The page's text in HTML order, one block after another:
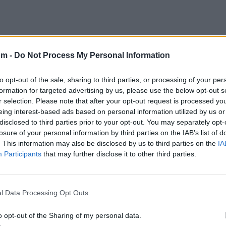
- Do Not Process My Personal Information
opt-out of the sale, sharing to third parties, or processing of your
for targeted advertising by us, please use the below opt-out
selection. Please note that after your opt-out request is processed
interest-based ads based on personal information utilized by us
to third parties prior to your opt-out. You may separately
of your personal information by third parties on the IAB’s list of
This information may also be disclosed by us to third parties on the
Participants that may further disclose it to other third parties.
Data Processing Opt Outs
opt-out of the Sharing of my personal data.
la vida, pasa, quedan tus labios pa
lejos de cicatrices donde el olvido nos olvidó.
la fina sombra que enreda al mundo nos
girando bajo un cielo cansado de perdonar.
ansias de libertad entre palomas